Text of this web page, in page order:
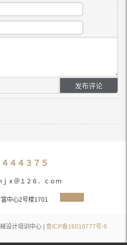
４４３７５
ｊｘ＠１２６．ｃｏｍ
中心2号楼1701
设计培训中心 | 鲁ICP备16016777号-6